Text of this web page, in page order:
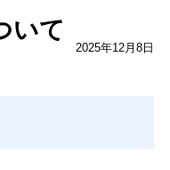
いて
2025年12月8日